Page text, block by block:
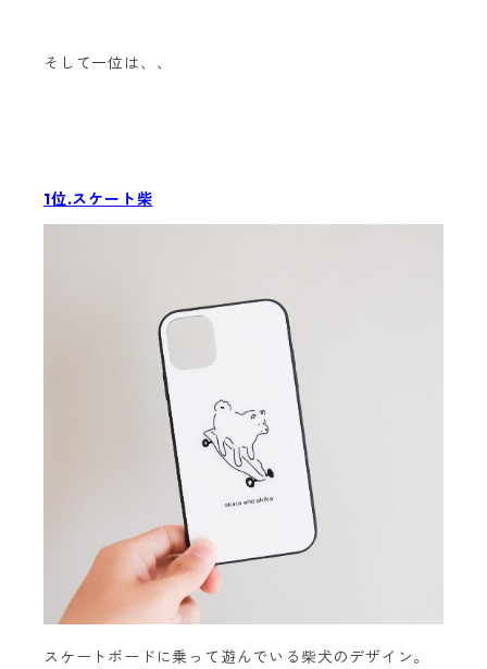
そして一位は、、
1位.スケート柴
スケートボードに乗って遊んでいる柴犬のデザイン。